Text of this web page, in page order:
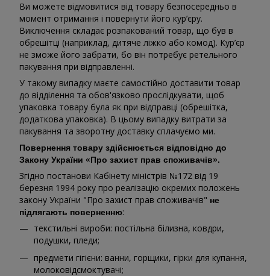
Ви можете відмовитися від товару безпосередньо в
момент отримання і повернути його кур’єру.
Виключення складає розпакований товар, що був в
обрешітці (наприклад, дитяче ліжко або комод). Кур’єр
не зможе його забрати, бо він потребує ретельного
пакування при відправленні.
У такому випадку маєте самостійно доставити товар
до відділення та обов'язково прослідкувати, щоб
упаковка товару була як при відправці (обрешітка,
додаткова упаковка). В цьому випадку витрати за
пакування та зворотну доставку сплачуємо ми.
Повернення товару здійснюється відповідно до
Закону України «Про захист прав споживачів».
Згідно постанови Кабінету міністрів №172 від 19
березня 1994 року про реалізацію окремих положень
закону України "Про захист прав споживачів" не
підлягають поверненню:
текстильні вироби: постільна білизна, ковдри,
подушки, пледи;
предмети гігієни: ванни, горщики, гірки для купання,
молоковідсмоктувачі;